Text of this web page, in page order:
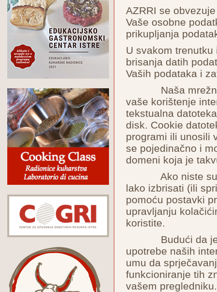
AZRRI se
Vaše osobne
prikupljanja
U svakom
brisanja datih
Vaših podataka i
Naša mrežna
vaše korištenje
tekstualna
disk. Cookie
programi ili unosili
se pojedinačno i
domeni koja je
Ako niste
lako izbrisati (ili
pomoću postavki
upravljanju
koristite.
Budući da je
upotrebe naših
umu da
funkcioniranje tih
vašem